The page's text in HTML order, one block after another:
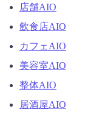
店舗AIO
飲食店AIO
カフェAIO
美容室AIO
整体AIO
居酒屋AIO